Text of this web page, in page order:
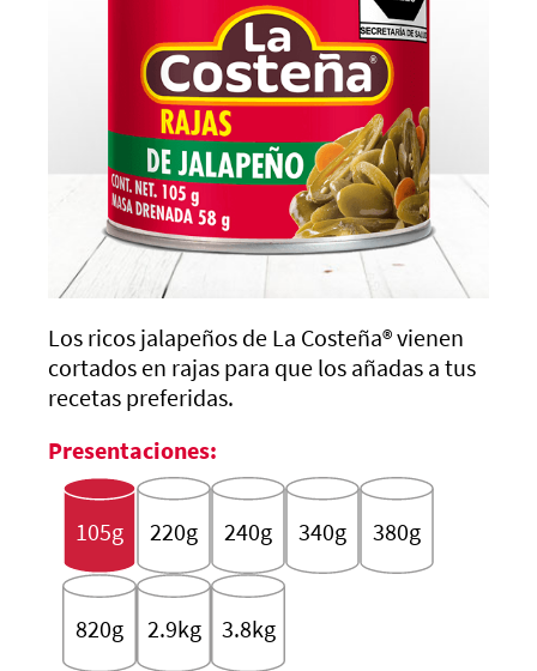
Los ricos jalapeños de La Costeña®vienen
cortados en rajas para que los añadas a tus
recetas preferidas.
Presentaciones:
105g 220g 240g 340g 380g
820g 2.9kg 3.8kg